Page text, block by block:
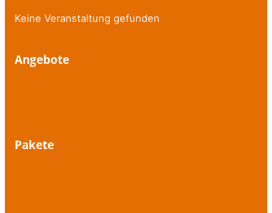
Keine Veranstaltung gefunden
Angebote
Pakete